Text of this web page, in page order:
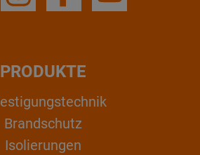
PRODUKTE
Brandschutz
Isolierungen